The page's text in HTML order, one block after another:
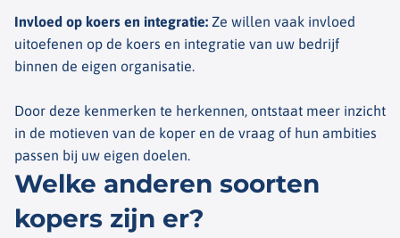
Invloed op koers en integratie: Ze willen vaak invloed
uitoefenen op de koers en integratie van uw bedrijf
binnen de eigen organisatie.
Door deze kenmerken te herkennen, ontstaat meer inzicht
in de motieven van de koper en de vraag of hun ambities
passen bij uw eigen doelen.
Welke anderen soorten
kopers zijn er?